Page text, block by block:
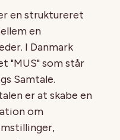
en struktureret
en
I Danmark
"MUS" som står
Samtale.
er at skabe en
om